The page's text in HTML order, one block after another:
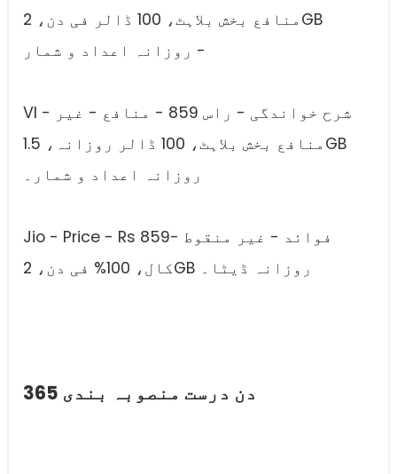
منافع بخش بلاہٹ، 100 ڈالر فی دن، 2GB
روزانہ اعداد و شمار -
VI - شرح خواندگی - راس 859 - منافع - غیر
منافع بخش بلاہٹ، 100 ڈالر روزانہ، 1.5GB
روزانہ اعداد و شمار۔
Jio - Price - Rs 859- فوائد - غیر منقوط
کال، 100% فی دن، 2GB روزانہ ڈیٹا۔
365 دن درست منصوبہ بندی